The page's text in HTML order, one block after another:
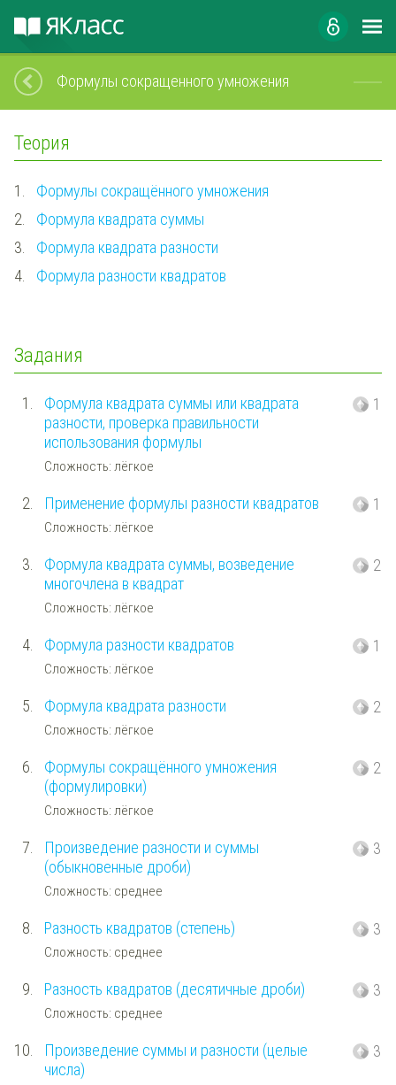
Формулы сокращенного умножения
Теория
1.
Формулы сокращённого умножения
2.
Формула квадрата суммы
3.
Формула квадрата разности
4.
Формула разности квадратов
Задания
1.
Формула квадрата суммы или квадрата
разности, проверка правильности
использования формулы
Сложность: лёгкое
1
2. Применение формулы разности квадратов
Сложность: лёгкое
1
3.
Формула квадрата суммы, возведение
многочлена в квадрат
Сложность: лёгкое
2
4. Формула разности квадратов
Сложность: лёгкое
1
5. Формула квадрата разности
Сложность: лёгкое
2
6.
Формулы сокращённого умножения
(формулировки)
Сложность: лёгкое
2
7.
Произведение разности и суммы
(обыкновенные дроби)
Сложность: среднее
3
8. Разность квадратов (степень)
Сложность: среднее
3
9. Разность квадратов (десятичные дроби)
Сложность: среднее
3
10.
Произведение суммы и разности (целые
числа)
3